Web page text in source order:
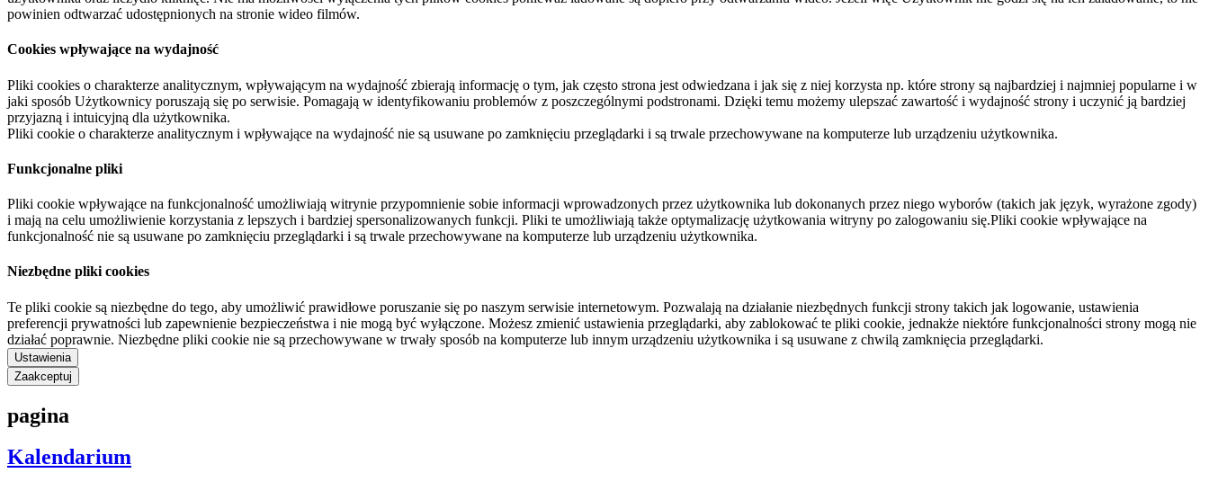
powinien odtwarzać udostępnionych na stronie wideo filmów.
Cookies wpływające na wydajność
Pliki cookies o charakterze analitycznym, wpływającym na wydajność zbierają informację o tym, jak często strona jest odwiedzana i jak się z niej korzysta np. które strony są najbardziej i najmniej popularne i w
jaki sposób Użytkownicy poruszają się po serwisie. Pomagają w identyfikowaniu problemów z poszczególnymi podstronami. Dzięki temu możemy ulepszać zawartość i wydajność strony i uczynić ją bardziej
przyjazną i intuicyjną dla użytkownika.
Pliki cookie o charakterze analitycznym i wpływające na wydajność nie są usuwane po zamknięciu przeglądarki i są trwale przechowywane na komputerze lub urządzeniu użytkownika.
Funkcjonalne pliki
Pliki cookie wpływające na funkcjonalność umożliwiają witrynie przypomnienie sobie informacji wprowadzonych przez użytkownika lub dokonanych przez niego wyborów (takich jak język, wyrażone zgody)
i mają na celu umożliwienie korzystania z lepszych i bardziej spersonalizowanych funkcji. Pliki te umożliwiają także optymalizację użytkowania witryny po zalogowaniu się.Pliki cookie wpływające na
funkcjonalność nie są usuwane po zamknięciu przeglądarki i są trwale przechowywane na komputerze lub urządzeniu użytkownika.
Niezbędne pliki cookies
Te pliki cookie są niezbędne do tego, aby umożliwić prawidłowe poruszanie się po naszym serwisie internetowym. Pozwalają na działanie niezbędnych funkcji strony takich jak logowanie, ustawienia
preferencji prywatności lub zapewnienie bezpieczeństwa i nie mogą być wyłączone. Możesz zmienić ustawienia przeglądarki, aby zablokować te pliki cookie, jednakże niektóre funkcjonalności strony mogą nie
działać poprawnie. Niezbędne pliki cookie nie są przechowywane w trwały sposób na komputerze lub innym urządzeniu użytkownika i są usuwane z chwilą zamknięcia przeglądarki.
Ustawienia
Zaakceptuj
pagina
Kalendarium